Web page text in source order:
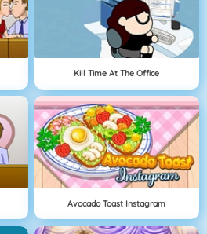
Kill Time At The Office
Avocado Toast Instagram